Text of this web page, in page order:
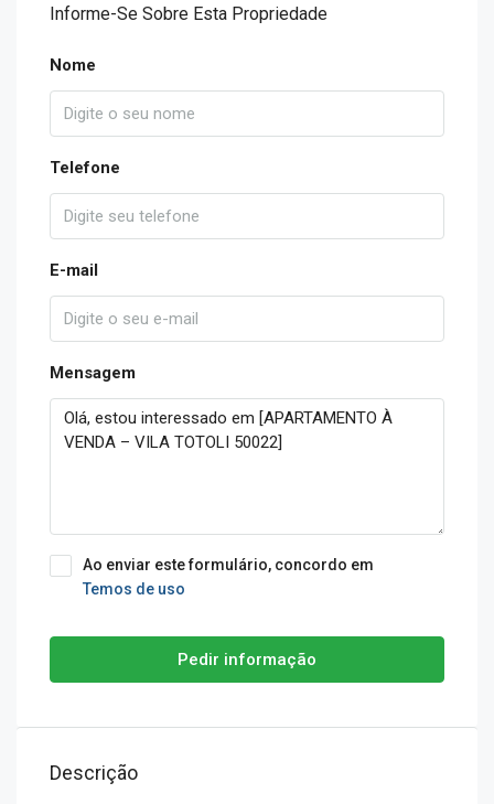
Informe-Se Sobre Esta Propriedade
Nome
Telefone
E-mail
Mensagem
Ao enviar este formulário, concordo em
Temos de uso
Pedir informação
Descrição